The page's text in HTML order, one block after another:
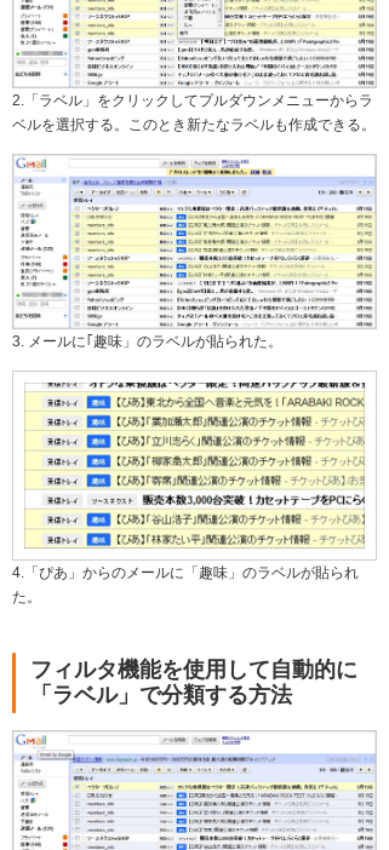
2.「ラベル」をクリックしてプルダウンメニューからラ
ベルを選択する。このとき新たなラベルも作成できる。
3. メールに｢趣味」のラベルが貼られた。
4.「ぴあ」からのメールに「趣味」のラベルが貼られ
た。
フィルタ機能を使用して自動的に
「ラベル」で分類する方法